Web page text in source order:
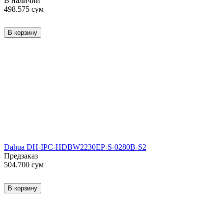
498.575 сум
В корзину
Dahua DH-IPC-HDBW2230EP-S-0280B-S2
Предзаказ
504.700 сум
В корзину